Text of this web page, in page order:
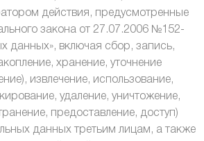
действия, предусмотренные
закона от 27.07.2006 №152-
данных», включая сбор, запись,
хранение, уточнение
извлечение, использование,
удаление, уничтожение,
предоставление, доступ)
данных третьим лицам, а также